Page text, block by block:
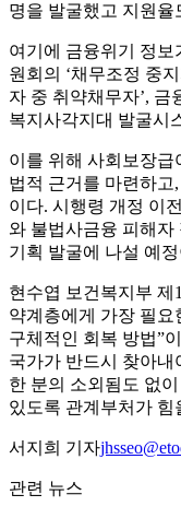
명을 발굴했고 지원율
여기에 금융위기 정보
원회의 ‘채무조정 중
자 중 취약채무자’, 금
복지사각지대 발굴시
이를 위해 사회보장급
법적 근거를 마련하고
이다. 시행령 개정 이
와 불법사금융 피해자
기획 발굴에 나설 예
현수엽 보건복지부 제
약계층에게 가장 필
구체적인 회복 방법”
국가가 반드시 찾아
한 분의 소외됨도 없
있도록 관계부처가 힘
서지희 기자
관련 뉴스